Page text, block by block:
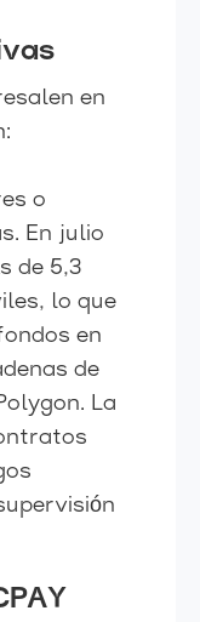
en
o
En julio
de 5,3
lo que
en
de
La